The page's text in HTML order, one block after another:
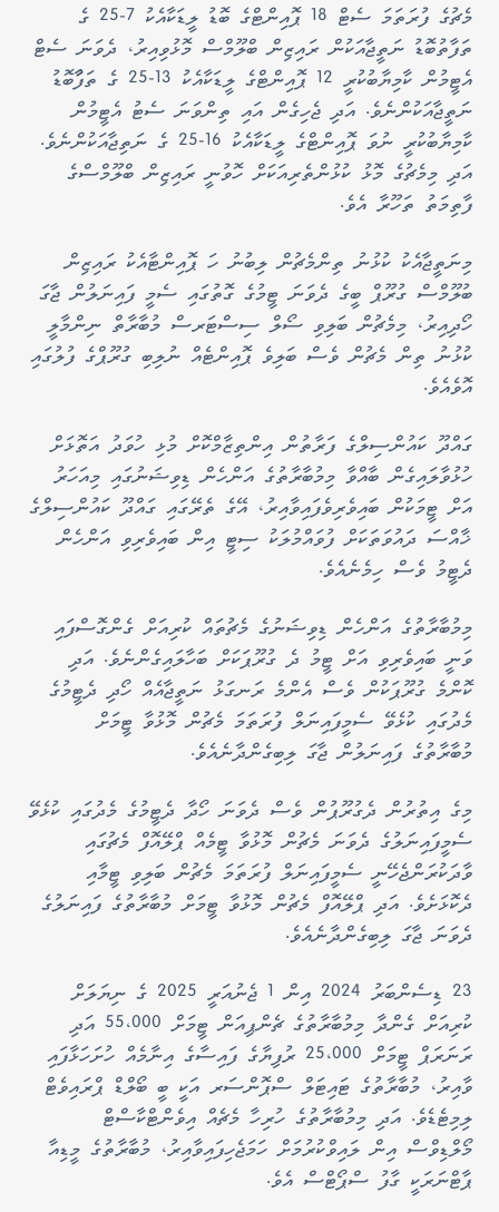
މެޗުގެ ފުރަތަމަ ސެޓް 18 ޕޮއިންޓްގެ ބޮޑު ލީޑަކާއެކު 7-25 ގެ
ތަފާތުބޮޑު ނަތީޖާއަކުން ރައިޒިން ބްލޫމްސް މޮޅުވިއިރު، ދެވަނަ ސެޓް
އެޓީމުން ކާމިޔާބުކުރީ 12 ޕޮއިންޓްގެ ލީޑަކާއެކު 13-25 ގެ ތަފާުބޮޑު
ނަތީޖާއަކުންނެވެ. އަދި ޖެހިގެން އައި ތިންވަނަ ސެޓު އެޓީމުން
ކާމިޔާބުކުރީ ނުވަ ޕޮއިންޓްގެ ލީޑަކާއެކު 16-25 ގެ ނަތިޖާއަކުންނެވެ.
އަދި މިމެޗުގެ މޮޅު ކުޅުންތެރިއަކަށް ހޮވުނީ ރައިޒިން ބްލޫމްސްގެ
ފާތިމަތު ތަހޫރާ އެވެ.
މިނަތީޖާއެކު ކުޅުނު ތިންމެޗުން ލިބުނު ހަ ޕޮއިންޓާއެކު ރައިޒިން
ބުލޫމްސް ގުރޫޕް ބީގެ ދެވަނަ ޓީމުގެ ގޮތުގައި ސެމީ ފައިނަލުން ޖާގަ
ހޯދިއިރު، މިމެޗުން ބަލިވި ސޯލް ސިސްޓަރސް މުބާރާތް ނިންމާލީ
ކުޅުނު ތިން މެޗުން ވެސް ބަލިވެ ޕޮއިންޓެއް ނުލިބި ގުރޫޕްގެ ފުލުގައި
އޮވެއެވެ.
ގައްދޫ ކައުންސިލްގެ ފަރާތުން އިންތިޒާމްކޮށް މުޅި ހުވަދު އަތޮޅަށް
ހުޅުވާލައިގެން ބާއްވާ މިމުބާރާތުގެ އަންހެން ޑިވިޝަނުގައި މިއަހަރު
އަށް ޓީމަކުން ބައިވެރިވެފައިވާއިރު، އޭގެ ތެރޭގައި ގައްދޫ ކައުންސިލްގެ
ޚާއްސަ ދައުވަތަކަށް ފުވައްމުލަކު ސިޓީ އިން ބައިވެރިވި އަންހެން
ދެޓީމު ވެސް ހިމެނެއެވެ.
މިމުބާރާތުގެ އަންހެން ޑިވިޝަނުގެ މެޗުތައް ކުރިއަށް ގެންގޮސްފައި
ވަނީ ބައިވެރިވި އަށް ޓީމު ދެ ގުރޫޕަކަށް ބަހާލައިގެންނެވެ. އަދި
ކޮންމެ ގުރޫޕަކުން ވެސް އެންމެ ރަނގަޅު ނަތީޖާއެއް ހޯދި ދެޓީމުގެ
މެދުގައި ކުޅެވޭ ސެމީފައިނަލް ފުރަތަމަ މެޗުން މޮޅުވާ ޓީމަށް
މުބާރާތުގެ ފައިނަލުން ޖާގަ ލިބިގެންދާނެއެވެ.
މިގެ އިތުރުން ދެގުރޫޕުން ވެސް ދެވަނަ ހޯދާ ދެޓީމުގެ މެދުގައި ކުޅެވޭ
ސެމީފައިނަލުގެ ދެވަނަ މެޗުން މޮޅުވާ ޓީމެއް ޕްލޭއޮފް މެޗުގައި
ވާދަކުރަންޖެހޭނީ ސެމީފައިނަލް ފުރަތަމަ މެޗުން ބަލިވި ޓީމާއި
ދެކޮޅަށެވެ. އަދި ޕްލޭއޮފް މެޗުން މޮޅުވާ ޓީމަށް މުބާރާތުގެ ފައިނަލުގެ
ދެވަނަ ޖާގަ ލިބިގެންދާނެއެވެ.
23 ޑިސެންބަރު 2024 އިން 1 ޖެނުއަރީ 2025 ގެ ނިޔަލަށް
ކުރިއަށް ގެންދާ މިމުބާރާތުގެ ޗެންޕިއަން ޓީމަށް 55،000 އަދި
ރަނަރަޕް ޓީމަށް 25،000 ރުފިޔާގެ ފައިސާގެ އިނާމެއް ހުށަހަޅާފައި
ވާއިރު، މުބާރާތުގެ ޓައިޓަލް ސްޕޮންސަރ އަކީ ބީ ބޯލްޑް ޕްރައިވެޓް
ލިމިޓެޑެވެ. އަދި މިމުބާރާތުގެ ހުރިހާ މެޗެއް އިވެންޓްކާސްޓް
މޯލްޑިވްސް އިން ލައިވްކުރުމަށް ހަމަޖެހިފައިވާއިރު، މުބާރާތުގެ މީޑިއާ
ޕާޓްނަރަކީ ގާފު ސްޕޯޓްސް އެވެ.